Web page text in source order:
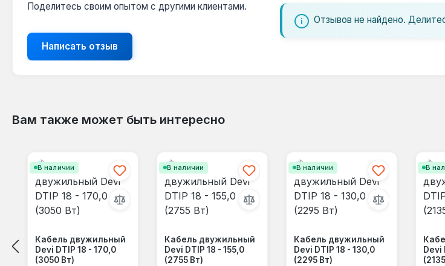
Поделитесь своим опытом с другими клиентами.
Написать отзыв
Отзывов не найдено.
Вам также может быть интересно
В наличии
Кабель двужильный
Devi DTIP 18 - 170,0
(3050 Вт)
В наличии
Кабель двужильный
Devi DTIP 18 - 155,0
(2755 Вт)
В наличии
Кабель двужильный
Devi DTIP 18 - 130,0
(2295 Вт)
В
Devi